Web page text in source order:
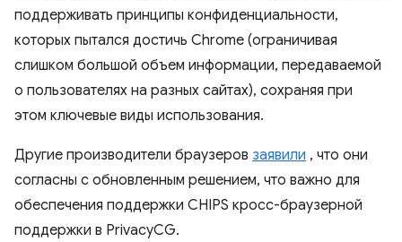
поддерживать принципы конфиденциальности,
которых пытался достичь Chrome (ограничивая
слишком большой объем информации, передаваемой
о пользователях на разных сайтах), сохраняя при
этом ключевые виды использования.
Другие производители браузеров заявили , что они
согласны с обновленным решением, что важно для
обеспечения поддержки CHIPS кросс-браузерной
поддержки в PrivacyCG.